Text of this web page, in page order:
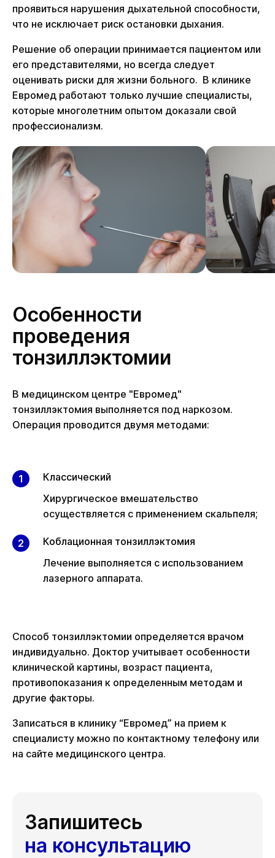
проявиться нарушения дыхательной способности,
что не исключает риск остановки дыхания.
Решение об операции принимается пациентом или
его представителями, но всегда следует
оценивать риски для жизни больного. В клинике
Евромед работают только лучшие специалисты,
которые многолетним опытом доказали свой
профессионализм.
Особенности
проведения
тонзиллэктомии
В медицинском центре "Евромед"
тонзиллэктомия выполняется под наркозом.
Операция проводится двумя методами:
Классический
Хирургическое вмешательство
осуществляется с применением скальпеля;
Коблационная тонзиллэктомия
Лечение выполняется с использованием
лазерного аппарата.
Способ тонзиллэктомии определяется врачом
индивидуально. Доктор учитывает особенности
клинической картины, возраст пациента,
противопоказания к определенным методам и
другие факторы.
Записаться в клинику “Евромед” на прием к
специалисту можно по контактному телефону или
на сайте медицинского центра.
Запишитесь
на консультацию